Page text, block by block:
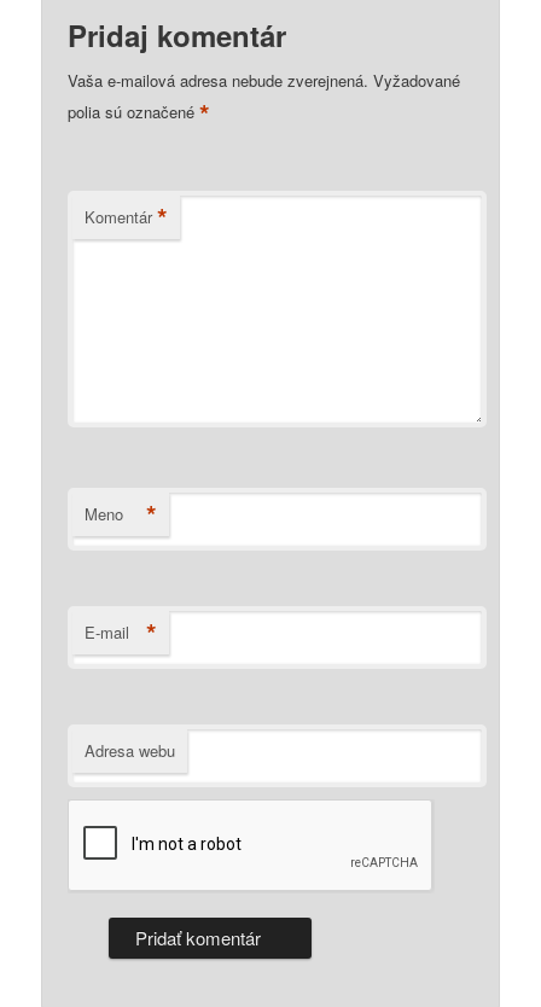
Pridaj komentár
Vaša e-mailová adresa nebude zverejnená. Vyžadované
polia sú označené*
Komentár *
Meno *
E-mail *
Adresa webu